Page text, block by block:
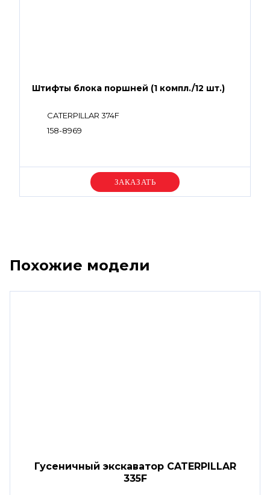
Штифты блока поршней (1 компл./12 шт.)
CATERPILLAR 374F
158-8969
Уточняйте цену
Похожие модели
Гусеничный экскаватор CATERPILLAR
335F